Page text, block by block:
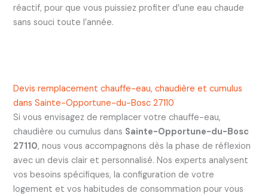
réactif, pour que vous puissiez profiter d’une eau chaude
sans souci toute l’année.
Devis remplacement chauffe-eau, chaudière et cumulus
dans Sainte-Opportune-du-Bosc 27110
Si vous envisagez de remplacer votre chauffe-eau,
chaudière ou cumulus dans Sainte-Opportune-du-Bosc
27110, nous vous accompagnons dès la phase de réflexion
avec un devis clair et personnalisé. Nos experts analysent
vos besoins spécifiques, la configuration de votre
logement et vos habitudes de consommation pour vous